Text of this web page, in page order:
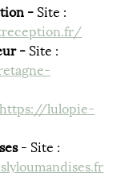
- Site :
- Site :
https://lulopie-
- Site :